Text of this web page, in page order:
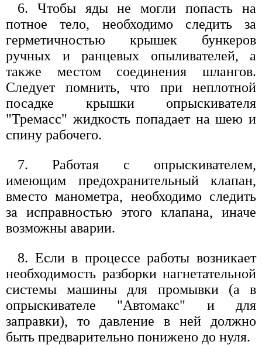
6. Чтобы яды не могли попасть на
потное тело, необходимо следить за
герметичностью крышек бункеров
ручных и ранцевых опыливателей, а
также местом соединения шлангов.
Следует помнить, что при неплотной
посадке крышки опрыскивателя
"Тремасс" жидкость попадает на шею и
спину рабочего.
7. Работая с опрыскивателем,
имеющим предохранительный клапан,
вместо манометра, необходимо следить
за исправностью этого клапана, иначе
возможны аварии.
8. Если в процессе работы возникает
необходимость разборки нагнетательной
системы машины для промывки (а в
опрыскивателе "Автомакс" и для
заправки), то давление в ней должно
быть предварительно понижено до нуля.